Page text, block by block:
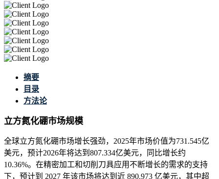
摘要
目录
方法论
立方氮化硼市场规模
全球立方氮化硼市场增长强劲，2025年市场价值为731.545亿
美元，预计2026年将达到807.334亿美元，同比增长约
10.36%。在精密加工和切削刀具应用不断增长的需求的支持
下，预计到 2027 年该市场将达到近 890.973 亿美元，其中超